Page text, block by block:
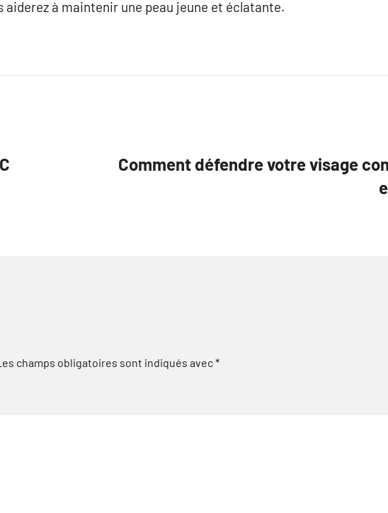
aiderez à maintenir une peau jeune et éclatante.
Comment défendre votre visage
champs obligatoires sont indiqués avec*